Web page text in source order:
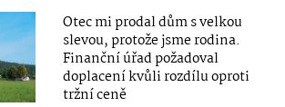
Otec mi prodal dům s velkou
slevou, protože jsme rodina.
Finanční úřad požadoval
doplacení kvůli rozdílu oproti
tržní ceně